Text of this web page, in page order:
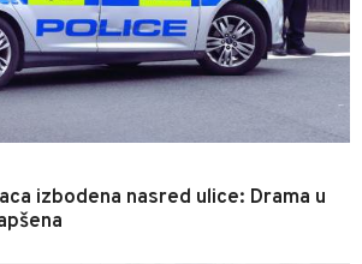
izbodena nasred ulice: Drama u